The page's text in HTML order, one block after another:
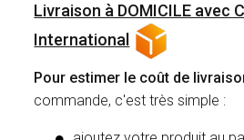
Livraison à DOMICILE avec
International
Pour estimer le coût de
commande, c'est très simple :